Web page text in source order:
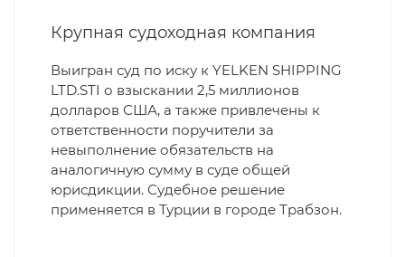
Крупная судоходная компания
Выигран суд по иску к YELKEN SHIPPING
LTD.STI о взыскании 2,5 миллионов
долларов США, а также привлечены к
ответственности поручители за
невыполнение обязательств на
аналогичную сумму в суде общей
юрисдикции. Судебное решение
применяется в Турции в городе Трабзон.